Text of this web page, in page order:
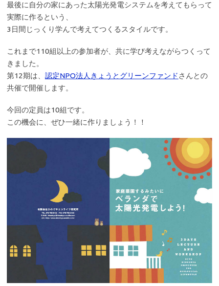
最後に自分の家にあった太陽光発電システムを考えてもらって
実際に作るという、
3日間じっくり学んで考えてつくるスタイルです。
これまで110組以上の参加者が、共に学び考えながらつくって
きました。
第12期は、 認定NPO法人きょうとグリーンファンド さんとの
共催で開催します。
今回の定員は10組です。
この機会に、ぜひ一緒に作りましょう！！